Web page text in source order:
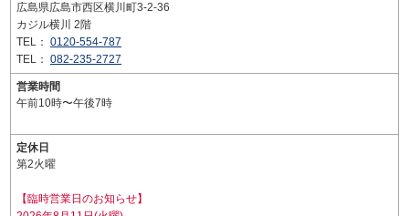
広島県広島市西区横川町3-2-36
カジル横川 2階
TEL： 0120-554-787
TEL： 082-235-2727
営業時間
午前10時〜午後7時
定休日
第2火曜
【臨時営業日のお知らせ】